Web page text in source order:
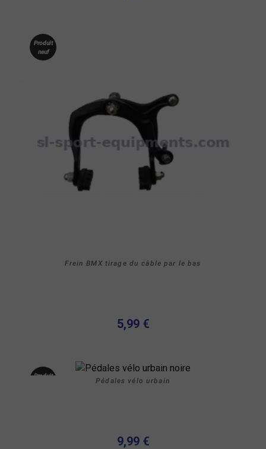
Produit
neuf
Frein BMX tirage du câble par le bas
5,99 €
Produit
Pédales vélo urbain
9,99 €